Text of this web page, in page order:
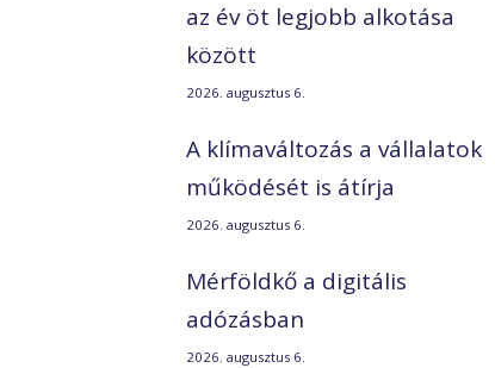
az év öt legjobb alkotása
között
2026. augusztus 6.
A klímaváltozás a vállalatok
működését is átírja
2026. augusztus 6.
Mérföldkő a digitális
adózásban
2026. augusztus 6.